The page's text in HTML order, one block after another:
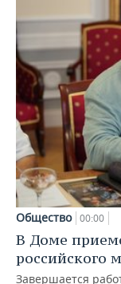
Общество 00:00
В Доме
российского
Завершается